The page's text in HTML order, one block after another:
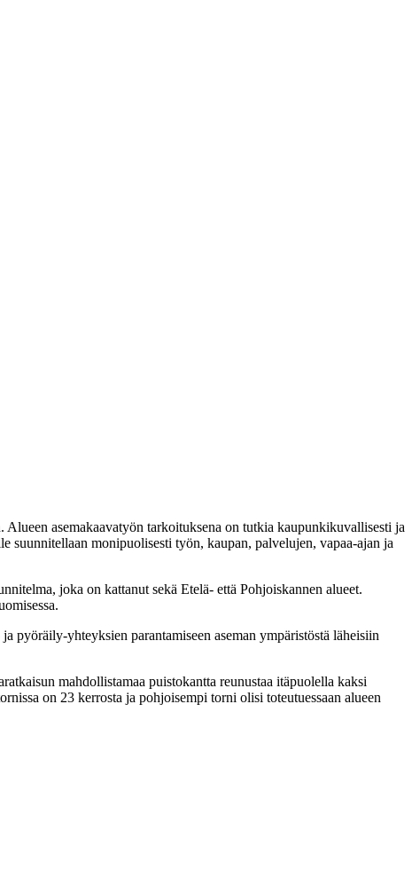
asemakaavatyön tarkoituksena on tutkia kaupunkikuvallisesti ja
suunnitellaan monipuolisesti työn, kaupan, palvelujen, vapaa-ajan ja
joka on kattanut sekä Etelä- että Pohjoiskannen alueet.
pyöräily-yhteyksien parantamiseen aseman ympäristöstä läheisiin
mahdollistamaa puistokantta reunustaa itäpuolella kaksi
on 23 kerrosta ja pohjoisempi torni olisi toteutuessaan alueen